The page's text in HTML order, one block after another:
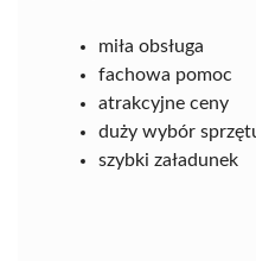
miła obsługa
fachowa pomoc
atrakcyjne ceny
duży wybór
szybki załadunek